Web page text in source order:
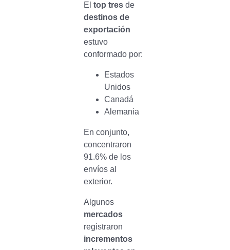
El top tresde
destinos de
exportación
estuvo
conformado por:
Estados
Unidos
Canadá
Alemania
En conjunto,
concentraron
91.6% de los
envíos al
exterior.
Algunos
mercados
registraron
incrementos